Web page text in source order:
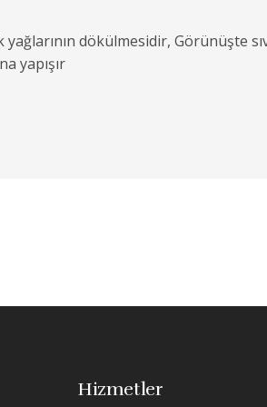
dökülmesidir, Görünüşte
yapışır
Hizmetler